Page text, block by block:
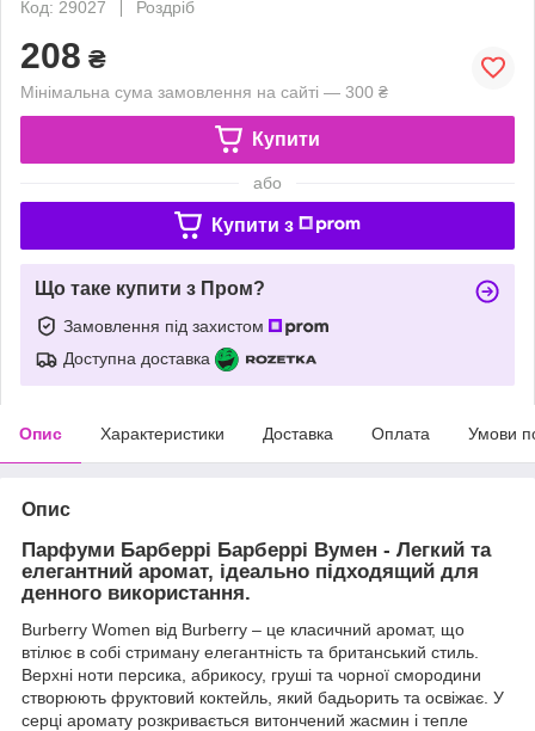
Код: 29027
Роздріб
208 ₴
Мінімальна сума замовлення на сайті — 300 ₴
Купити
або
Купити з
Що таке купити з Пром?
Замовлення під захистом
Доступна доставка
Опис Характеристики Доставка Оплата Умови
Опис
Парфуми Барберрі Барберрі Вумен - Легкий та
елегантний аромат, ідеально підходящий для
денного використання.
Burberry Women від Burberry – це класичний аромат, що
втілює в собі стриману елегантність та британський стиль.
Верхні ноти персика, абрикосу, груші та чорної смородини
створюють фруктовий коктейль, який бадьорить та освіжає. У
серці аромату розкривається витончений жасмин і тепле